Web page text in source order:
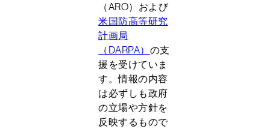
（ARO）および
米国防高等研究
計画局
（DARPA） の支
援を受けていま
す。情報の内容
は必ずしも政府
の立場や方針を
反映するもので